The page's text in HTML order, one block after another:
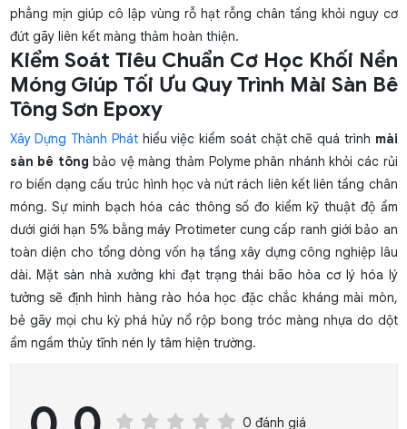
phẳng mịn giúp cô lập vùng rỗ hạt rỗng chân tầng khỏi nguy cơ
đứt gãy liên kết màng thảm hoàn thiện.
Kiểm Soát Tiêu Chuẩn Cơ Học Khối Nền
Móng Giúp Tối Ưu Quy Trình Mài Sàn Bê
Tông Sơn Epoxy
Xây Dựng Thành Pháthiểu việc kiểm soát chặt chẽ quá trình mài
sàn bê tông bảo vệ màng thảm Polyme phân nhánh khỏi các rủi
ro biến dạng cấu trúc hình học và nứt rách liên kết liên tầng chân
móng. Sự minh bạch hóa các thông số đo kiểm kỹ thuật độ ẩm
dưới giới hạn 5% bằng máy Protimeter cung cấp ranh giới bảo an
toàn diện cho tổng dòng vốn hạ tầng xây dựng công nghiệp lâu
dài. Mặt sàn nhà xưởng khi đạt trạng thái bão hòa cơ lý hóa lý
tưởng sẽ định hình hàng rào hóa học đặc chắc kháng mài mòn,
bẻ gãy mọi chu kỳ phá hủy nổ rộp bong tróc màng nhựa do dột
ẩm ngầm thủy tĩnh nén ly tâm hiện trường.
0 đánh giá